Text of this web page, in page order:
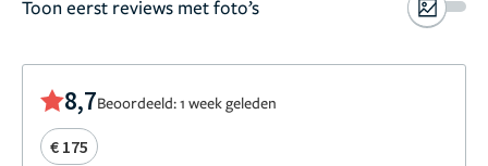
Toon eerst reviews met foto’s
8,7Beoordeeld: 1 week geleden
€ 175